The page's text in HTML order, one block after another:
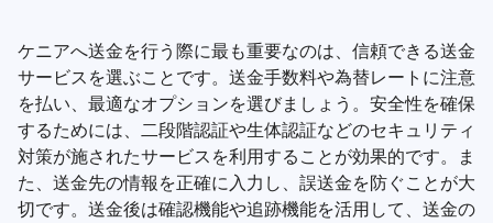
ケニアへ送金を行う際に最も重要なのは、信頼できる送金
サービスを選ぶことです。送金手数料や為替レートに注意
を払い、最適なオプションを選びましょう。安全性を確保
するためには、二段階認証や生体認証などのセキュリティ
対策が施されたサービスを利用することが効果的です。ま
た、送金先の情報を正確に入力し、誤送金を防ぐことが大
切です。送金後は確認機能や追跡機能を活用して、送金の